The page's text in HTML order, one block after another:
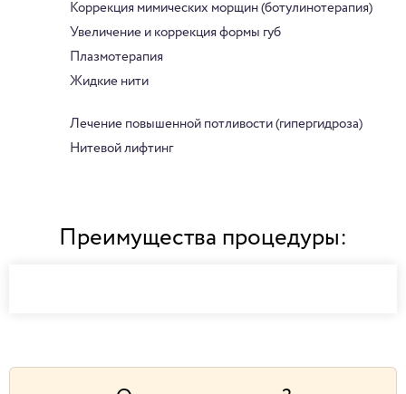
Коррекция мимических морщин (ботулинотерапия)
Увеличение и коррекция формы губ
Плазмотерапия
Жидкие нити
Лечение повышенной потливости (гипергидроза)
Нитевой лифтинг
Преимущества процедуры: